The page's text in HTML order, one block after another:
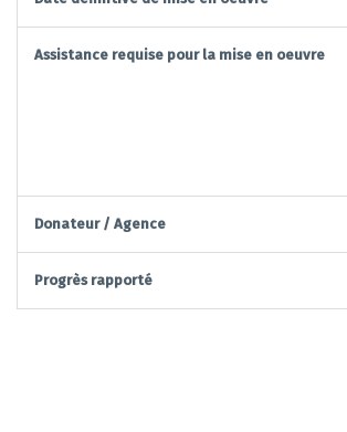
Assistance requise pour la mise en oeuvre
Donateur / Agence
Progrès rapporté